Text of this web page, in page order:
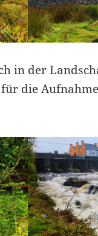
in der
die